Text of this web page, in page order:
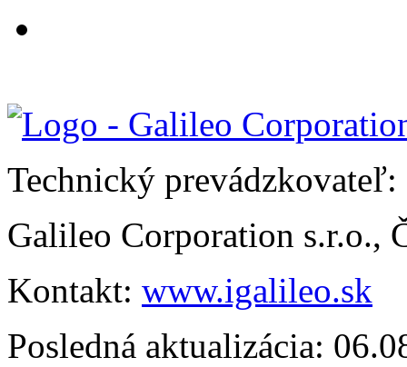
Technický prevádzkovateľ:
Galileo Corporation s.r.o.,
Kontakt: www.igalileo.sk
Posledná aktualizácia: